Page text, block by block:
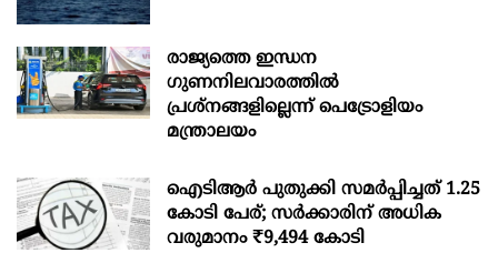
രാജ്യത്തെ ഇന്ധന
ഗുണനിലവാരത്തില്‍
പ്രശ്‌നങ്ങളില്ലെന്ന് പെട്രോളിയം
മന്ത്രാലയം
ഐടിആര്‍ പുതുക്കി സമർപ്പിച്ചത് 1.25
കോടി പേര്; സർക്കാരിന് അധിക
വരുമാനം ₹9,494 കോടി